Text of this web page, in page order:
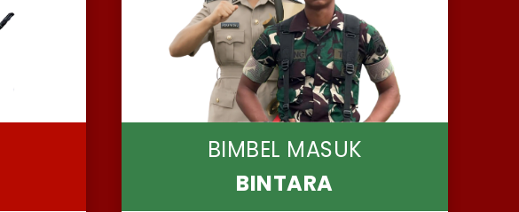
BIMBEL MASUK
BINTARA